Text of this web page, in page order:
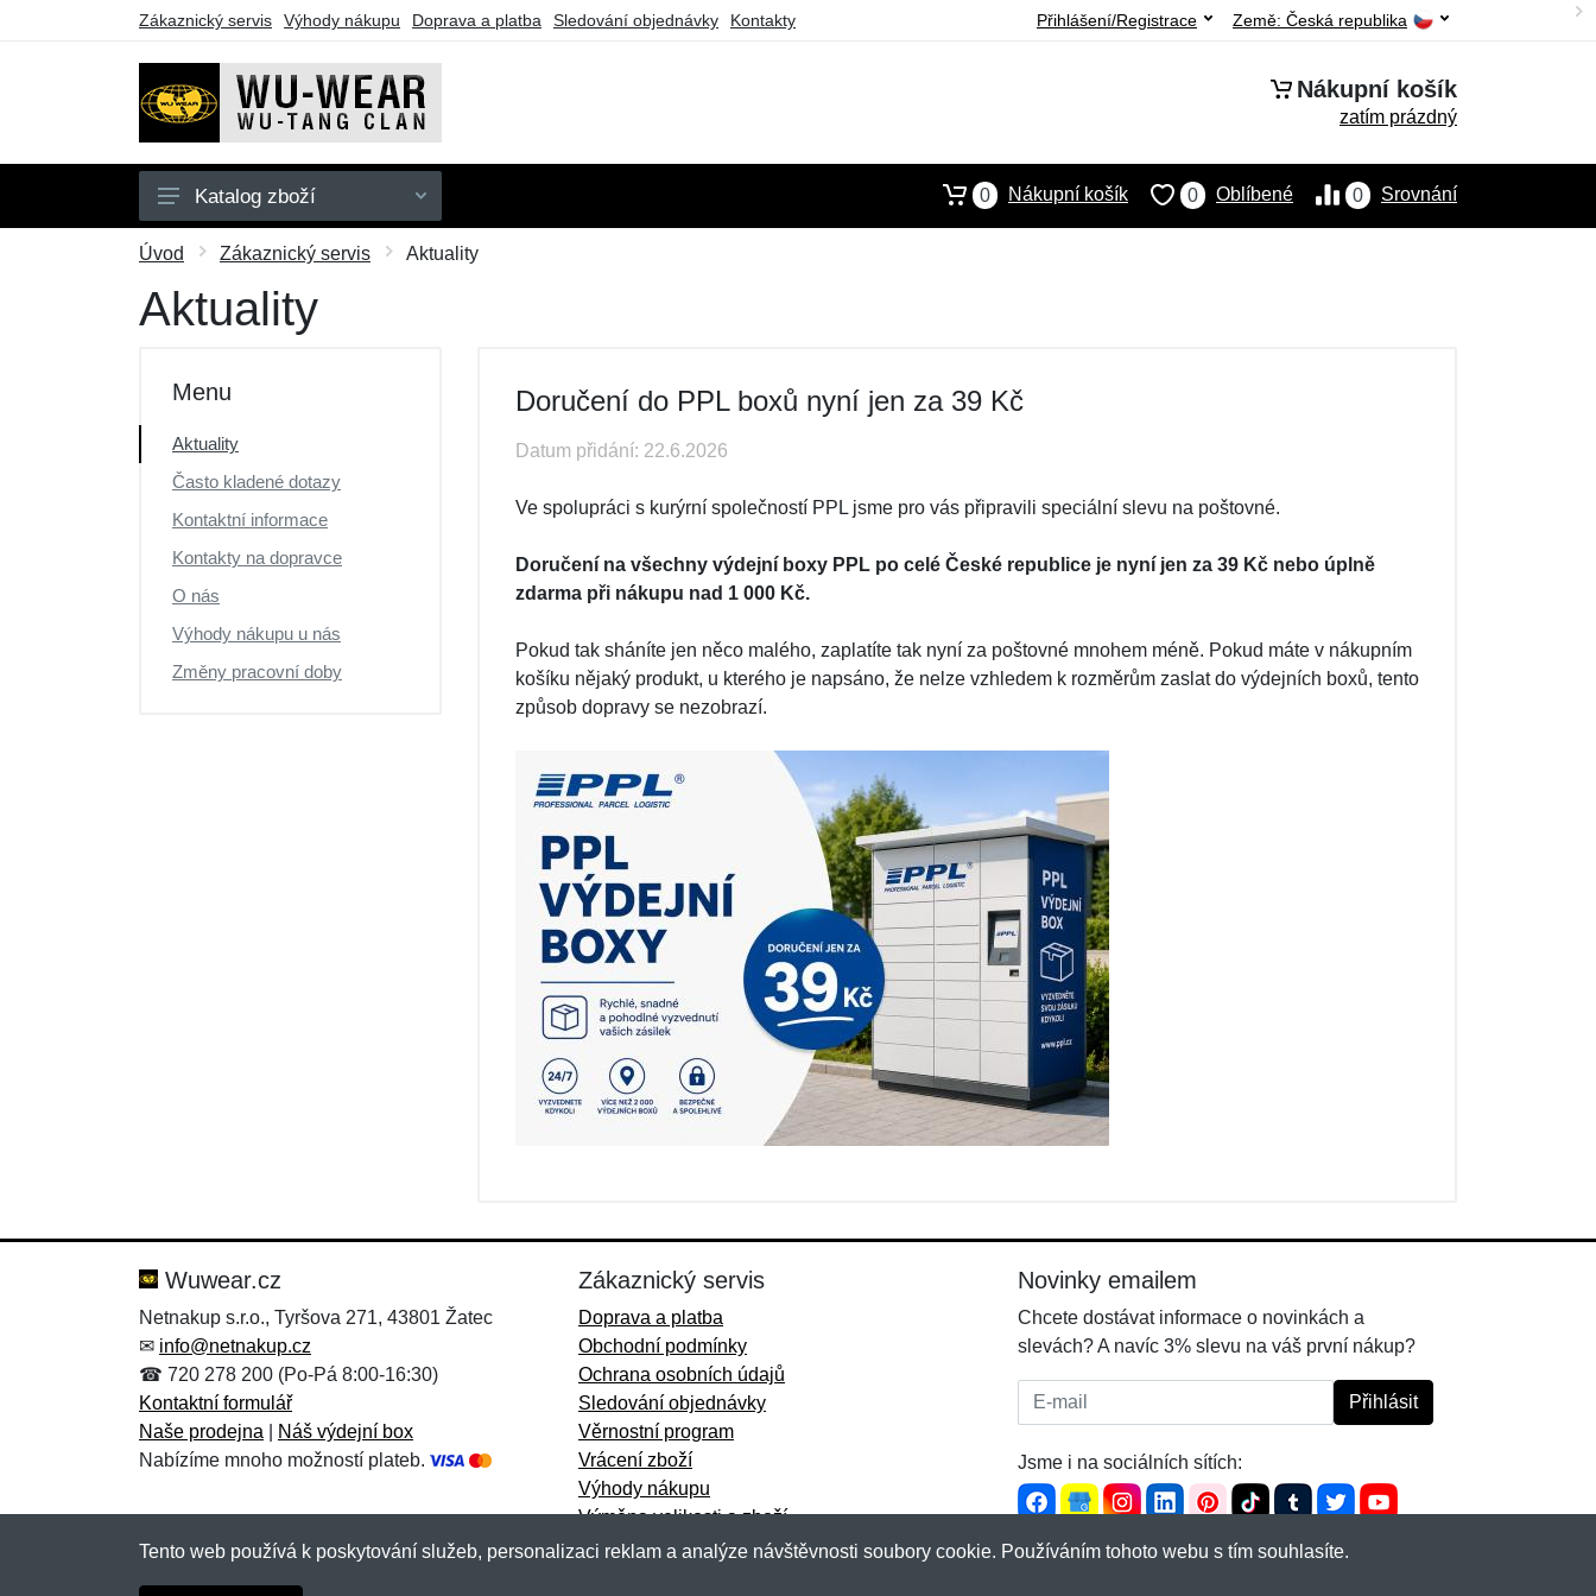
Zákaznický servis Výhody nákupu Doprava a platba Sledování objednávky Kontakty Země: Česká republika
Přihlášení/Registrace
Nákupní košík
zatím prázdný
Mikiny
Trička
Dárkové poukazy
Katalog zboží 0 Srovnání
0 Oblíbené
0 Nákupní košík
Úvod Zákaznický servis Aktuality
Aktuality
Menu
Aktuality
Často kladené dotazy
Kontaktní informace
Kontakty na dopravce
O nás
Výhody nákupu u nás
Změny pracovní doby
Doručení do PPL boxů nyní jen za 39 Kč
Datum přidání: 22.6.2026
Ve spolupráci s kurýrní společností PPL jsme pro vás připravili speciální slevu na poštovné.
Doručení na všechny výdejní boxy PPL po celé České republice je nyní jen za 39 Kč nebo úplně
zdarma při nákupu nad 1 000 Kč.
Pokud tak sháníte jen něco malého, zaplatíte tak nyní za poštovné mnohem méně. Pokud máte v nákupním
košíku nějaký produkt, u kterého je napsáno, že nelze vzhledem k rozměrům zaslat do výdejních boxů, tento
způsob dopravy se nezobrazí.
Wuwear.cz
Netnakup s.r.o., Tyršova 271, 43801 Žatec
✉ info@netnakup.cz
☎ 720 278 200 (Po-Pá 8:00-16:30)
Kontaktní formulář
Naše prodejna
Náš výdejní box
Nabízíme mnoho možností plateb.
Zákaznický servis
Doprava a platba
Obchodní podmínky
Ochrana osobních údajů
Sledování objednávky
Věrnostní program
Vrácení zboží
Výhody nákupu
Výměna velikosti a zboží
Více informací...
Novinky emailem
Chcete dostávat informace o novinkách a
slevách? A navíc 3% slevu na váš první nákup?
E-mail: Přihlásit
Jsme i na sociálních sítích:
Tento web používá k poskytování služeb, personalizaci reklam a analýze návštěvnosti soubory cookie. Používáním tohoto webu s tím souhlasíte.